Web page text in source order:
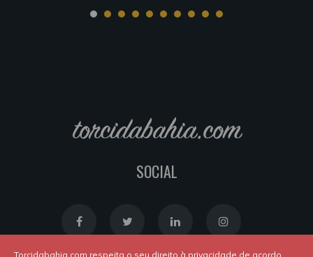
torcidabahia.com
SOCIAL
Torcidabahia.com respeita o seu direito à privacidade de acordo